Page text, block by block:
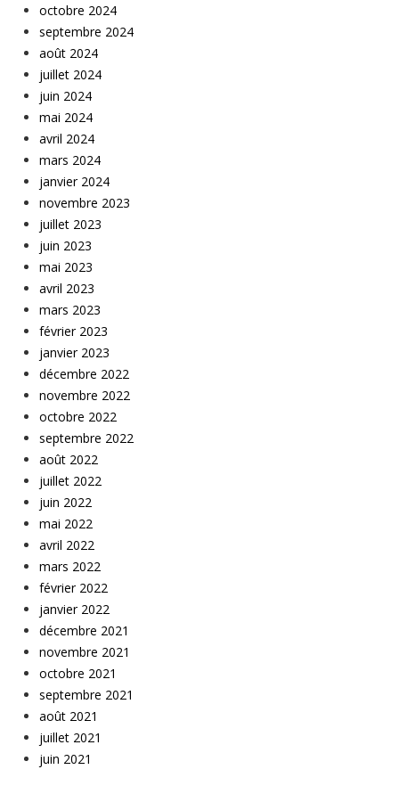
octobre 2024
septembre 2024
août 2024
juillet 2024
juin 2024
mai 2024
avril 2024
mars 2024
janvier 2024
novembre 2023
juillet 2023
juin 2023
mai 2023
avril 2023
mars 2023
février 2023
janvier 2023
décembre 2022
novembre 2022
octobre 2022
septembre 2022
août 2022
juillet 2022
juin 2022
mai 2022
avril 2022
mars 2022
février 2022
janvier 2022
décembre 2021
novembre 2021
octobre 2021
septembre 2021
août 2021
juillet 2021
juin 2021